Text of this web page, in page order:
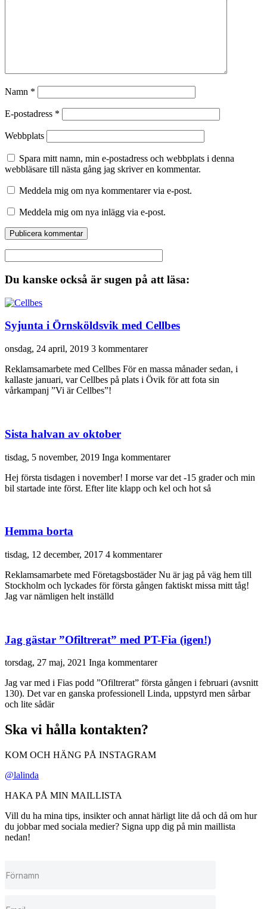
Namn *
E-postadress *
Webbplats
Spara mitt namn, min e-postadress och webbplats i denna
webbläsare till nästa gång jag skriver en kommentar.
Meddela mig om nya kommentarer via e-post.
Meddela mig om nya inlägg via e-post.
Du kanske också är sugen på att läsa:
Syjunta i Örnsköldsvik med Cellbes
onsdag, 24 april, 2019 3 kommentarer
Reklamsamarbete med Cellbes För en massa månader sedan, i
kallaste januari, var Cellbes på plats i Övik för att fota sin
vårkampanj ”Vi är Cellbes”!
Sista halvan av oktober
tisdag, 5 november, 2019 Inga kommentarer
Hej första tisdagen i november! I morse var det -15 grader och min
bil startade inte först. Efter lite klapp och kel och hot så
Hemma borta
tisdag, 12 december, 2017 4 kommentarer
Reklamsamarbete med Företagsbostäder Nu är jag på väg hem till
Stockholm och lyckades för första gången faktiskt missa mitt tåg!
Jag var nämligen helt inställd
Jag gästar ”Ofiltrerat” med PT-Fia (igen!)
torsdag, 27 maj, 2021 Inga kommentarer
Jag var med i Fias podd ”Ofiltrerat” första gången i februari (avsnitt
130). Det var en ganska professionell Linda, uppstyrd men sårbar
och lite sådär
Ska vi hålla kontakten?
KOM OCH HÄNG PÅ INSTAGRAM
@lalinda
HAKA PÅ MIN MAILLISTA
Vill du ha mina tips, insikter och annat härligt lite då och då om hur
du jobbar med sociala medier? Signa upp dig på min maillista
nedan!